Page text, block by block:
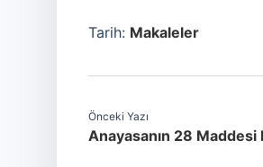
Tarih: Makaleler
Önceki Yazı
Anayasanın 28 Maddesi